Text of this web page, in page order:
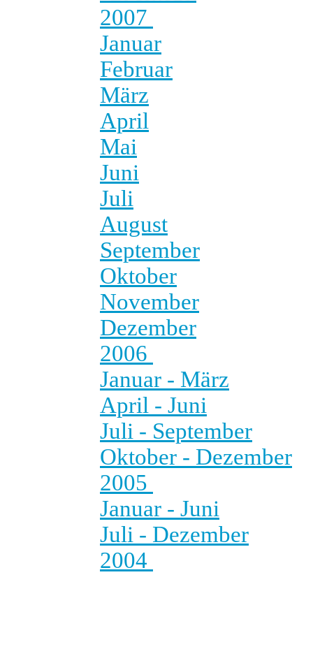
2007
Januar
Februar
März
April
Mai
Juni
Juli
August
September
Oktober
November
Dezember
2006
Januar - März
April - Juni
Juli - September
Oktober - Dezember
2005
Januar - Juni
Juli - Dezember
2004